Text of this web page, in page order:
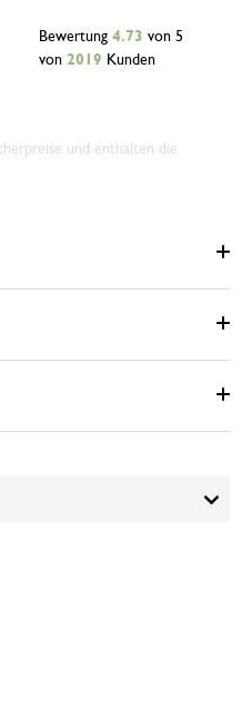
Bewertung 4.73 von 5
von 2019 Kunden
und enthalten die